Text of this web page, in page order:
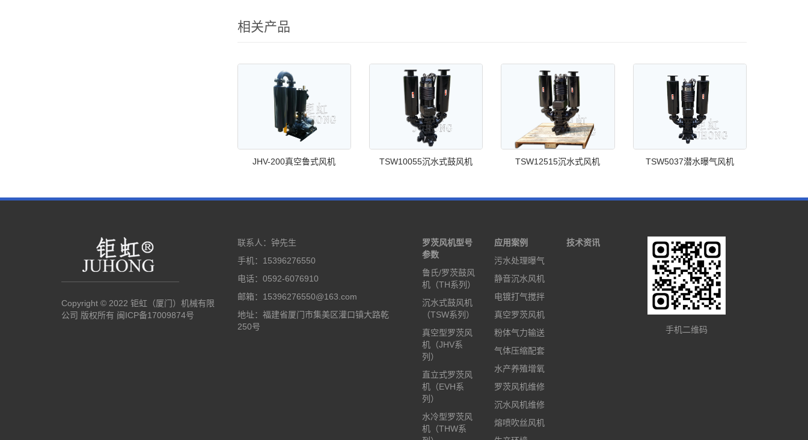
相关产品
JHV-200真空鲁式风机 TSW10055沉水式鼓风机 TSW12515沉水式风机 TSW5037潜水曝气风机
Copyright © 2022 钜虹（厦门）机械有限
公司 版权所有 闽ICP备17009874号
联系人：钟先生
手机：15396276550
电话：0592-6076910
邮箱：15396276550@163.com
地址：福建省厦门市集美区灌口镇大路乾
250号
罗茨风机型号
参数
鲁氏/罗茨鼓风
机（TH系列）
沉水式鼓风机
（TSW系列）
真空型罗茨风
机（JHV系
列）
直立式罗茨风
机（EVH系
列）
水冷型罗茨风
机（THW系
应用案例
污水处理曝气
静音沉水风机
电镀打气搅拌
真空罗茨风机
粉体气力输送
气体压缩配套
水产养殖增氧
罗茨风机维修
沉水风机维修
熔喷吹丝风机
技术资讯
手机二维码